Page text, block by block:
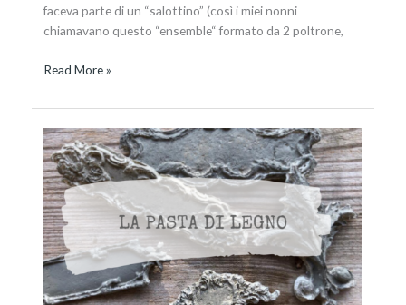
faceva parte di un “salottino” (così i miei nonni
chiamavano questo “ensemble“ formato da 2 poltrone,
Read More »
Come
realizzare
decorazioni
DIY
con
la
pasta
di
legno